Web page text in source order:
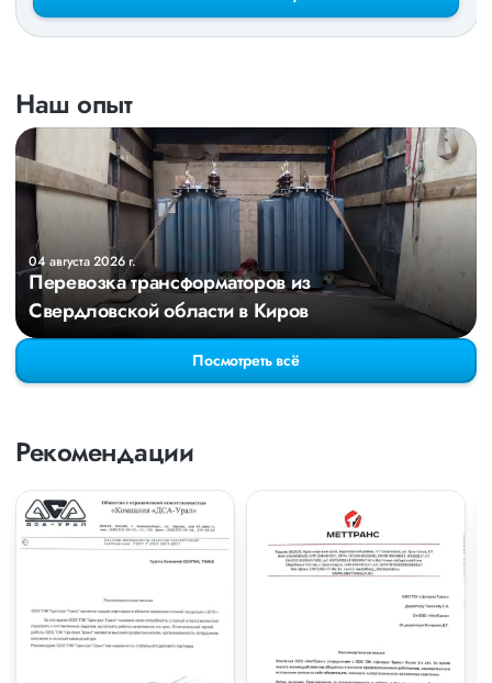
Наш опыт
04 августа 2026 г.
Перевозка трансформаторов из
Свердловской области в Киров
Посмотреть всё
Рекомендации